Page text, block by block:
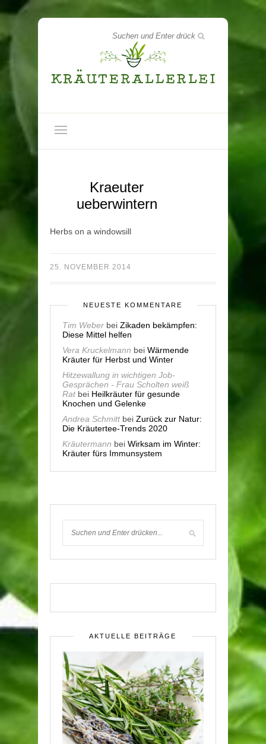
Kraeuter
ueberwintern
Herbs on a windowsill
25. NOVEMBER 2014
NEUESTE KOMMENTARE
Tim Weber bei Zikaden bekämpfen:
Diese Mittel helfen
Vera Kruckelmann bei Wärmende
Kräuter für Herbst und Winter
Hitzewallung in wichtigen Job-
Gesprächen - Frau Scholten weiß
Ratbei Heilkräuter für gesunde
Knochen und Gelenke
Andrea Schmittbei Zurück zur Natur:
Die Kräutertee-Trends 2020
Kräutermann bei Wirksam im Winter:
Kräuter fürs Immunsystem
AKTUELLE BEITRÄGE